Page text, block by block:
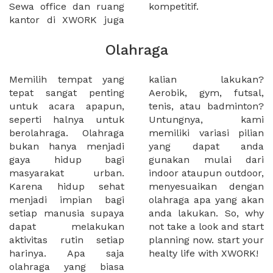
Sewa office dan ruang
kantor di XWORK juga
kompetitif.
Olahraga
Memilih tempat yang
tepat sangat penting
untuk acara apapun,
seperti halnya untuk
berolahraga. Olahraga
bukan hanya menjadi
gaya hidup bagi
masyarakat urban.
Karena hidup sehat
menjadi impian bagi
setiap manusia supaya
dapat melakukan
aktivitas rutin setiap
harinya. Apa saja
olahraga yang biasa
kalian lakukan?
Aerobik, gym, futsal,
tenis, atau badminton?
Untungnya, kami
memiliki variasi pilian
yang dapat anda
gunakan mulai dari
indoor ataupun outdoor,
menyesuaikan dengan
olahraga apa yang akan
anda lakukan. So, why
not take a look and start
planning now. start your
healty life with XWORK!